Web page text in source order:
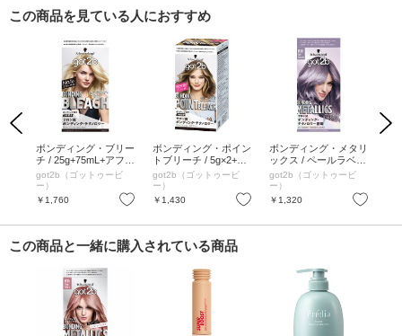
この商品を見ている人におすすめ
Previous
お気に入り
ボンディング・ブリー
チ / 25g+75mL+アフタ
ーブリーチトリートメ
ント15g
got2b（ゴットゥービ
ー）
￥1,760
お気に入り
ボンディング・ポイン
トブリーチ / 5g×2+40
g+アフターブリーチ
トリートメント15g×2
got2b（ゴットゥービ
ー）
￥1,430
お気に入り
ボンディング・メタリ
ックス / ペールラベン
ダー / 55g、110mL、
アフタートリートメン
ト15g
got2b（ゴットゥービ
ー）
￥1,320
Next
この商品と一緒に購入されている商品